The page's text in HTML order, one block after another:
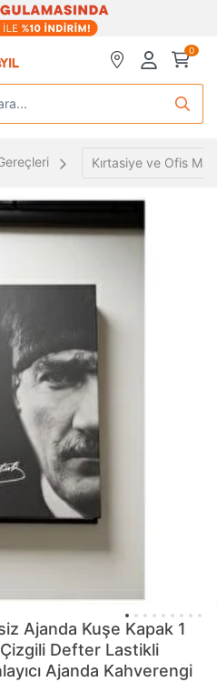
0
Kırtasiye ve Ofis
Ajanda Kuşe Kapak 1
Defter Lastikli
Ajanda Kahverengi